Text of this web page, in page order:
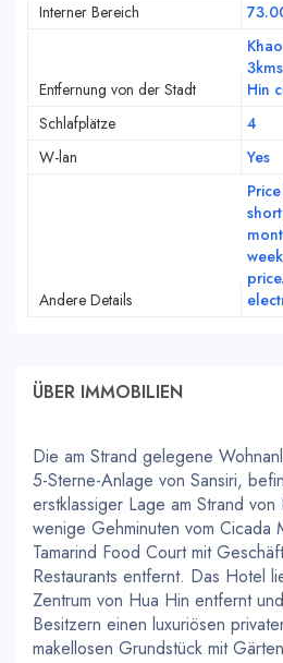
Interner Bereich
Entfernung von der Stadt
Hin
Schlafplätze
4
W-lan
Yes
Andere Details
ÜBER IMMOBILIEN
Die am Strand gelegene
5-Sterne-Anlage von Sansiri,
erstklassiger Lage am Strand von
wenige Gehminuten vom Cicada
Tamarind Food Court mit
Restaurants entfernt. Das Hotel
Zentrum von Hua Hin entfernt
Besitzern einen luxuriösen
makellosen Grundstück mit